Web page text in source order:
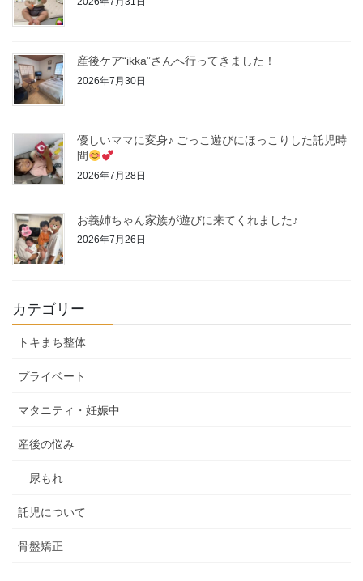
産後ケア“ikka”さんへ行ってきました！
2026年7月30日
優しいママに変身♪ ごっこ遊びにほっこりした託児時
間
2026年7月28日
お義姉ちゃん家族が遊びに来てくれました♪
2026年7月26日
カテゴリー
トキまち整体
プライベート
マタニティ・妊娠中
産後の悩み
尿もれ
託児について
骨盤矯正